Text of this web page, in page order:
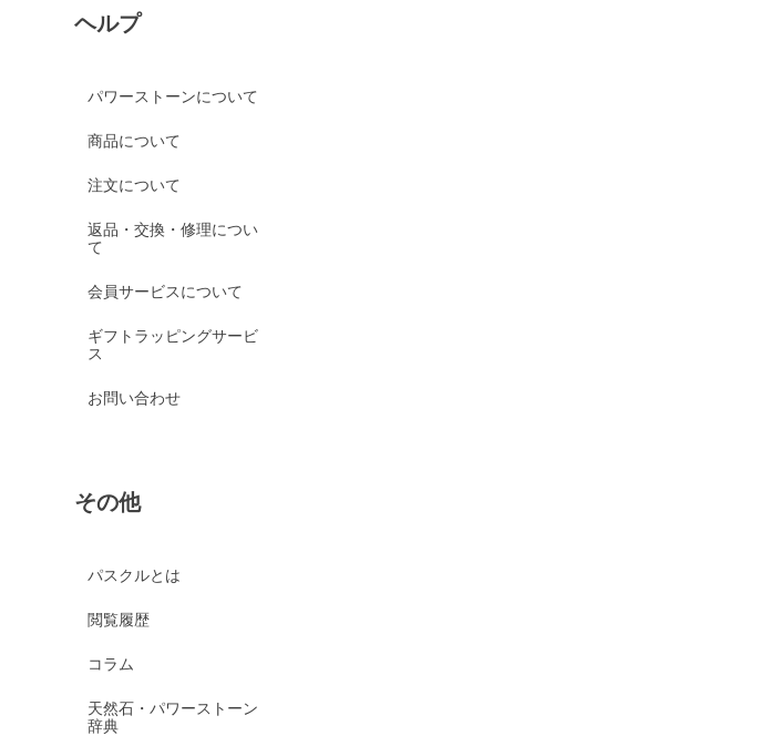
ヘルプ
パワーストーンについて
商品について
注文について
返品・交換・修理につい
て
会員サービスについて
ギフトラッピングサービ
ス
お問い合わせ
その他
パスクルとは
閲覧履歴
コラム
天然石・パワーストーン
辞典